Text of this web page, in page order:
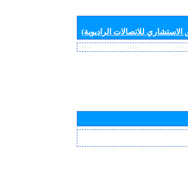
للاتصالات الراديوية)